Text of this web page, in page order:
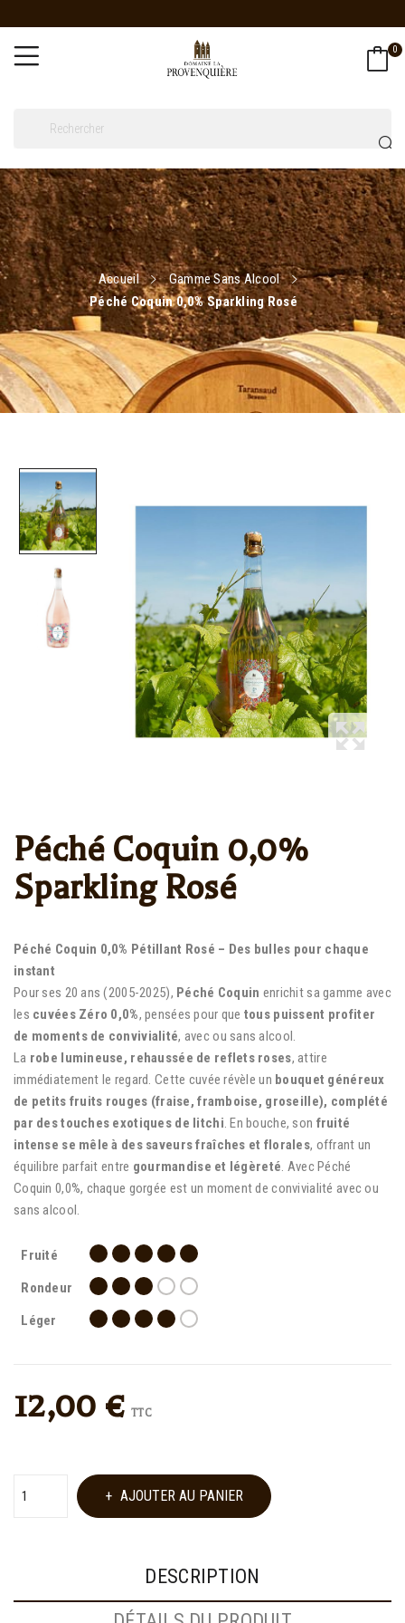
0
Accueil
Gamme Sans Alcool
Péché Coquin 0,0% Sparkling Rosé
Péché Coquin 0,0%
Sparkling Rosé
Péché Coquin 0,0% Pétillant Rosé – Des bulles pour chaque
instant
Pour ses 20 ans (2005-2025), Péché Coquin enrichit sa gamme avec
les cuvées Zéro 0,0%, pensées pour que tous puissent profiter
de moments de convivialité, avec ou sans alcool.
La robe lumineuse, rehaussée de reflets roses, attire
immédiatement le regard. Cette cuvée révèle un bouquet généreux
de petits fruits rouges (fraise, framboise, groseille), complété
par des touches exotiques de litchi. En bouche, son fruité
intense se mêle à des saveurs fraîches et florales, offrant un
équilibre parfait entre gourmandise et légèreté. Avec Péché
Coquin 0,0%, chaque gorgée est un moment de convivialité avec ou
sans alcool.
Fruité
Rondeur
Léger
12,00 € TTC
AJOUTER AU PANIER
DESCRIPTION